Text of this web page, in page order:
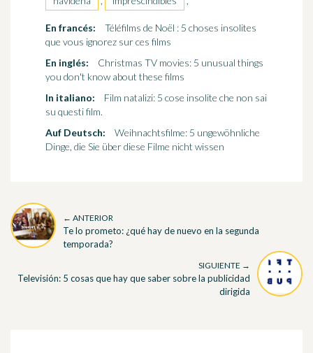
En francés:
Téléfilms de Noël : 5 choses insolites
que vous ignorez sur ces films
En inglés:
Christmas TV movies: 5 unusual things
you don't know about these films
In italiano:
Film natalizi: 5 cose insolite che non sai
su questi film.
Auf Deutsch:
Weihnachtsfilme: 5 ungewöhnliche
Dinge, die Sie über diese Filme nicht wissen
← ANTERIOR
Te lo prometo: ¿qué hay de nuevo en la segunda
temporada?
SIGUIENTE →
Televisión: 5 cosas que hay que saber sobre la publicidad
dirigida